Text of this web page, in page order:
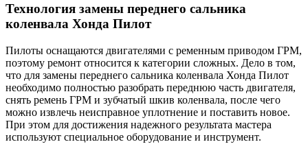
Технология замены переднего сальника
коленвала Хонда Пилот
Пилоты оснащаются двигателями с ременным приводом ГРМ,
поэтому ремонт относится к категории сложных. Дело в том,
что для замены переднего сальника коленвала Хонда Пилот
необходимо полностью разобрать переднюю часть двигателя,
снять ремень ГРМ и зубчатый шкив коленвала, после чего
можно извлечь неисправное уплотнение и поставить новое.
При этом для достижения надежного результата мастера
используют специальное оборудование и инструмент.